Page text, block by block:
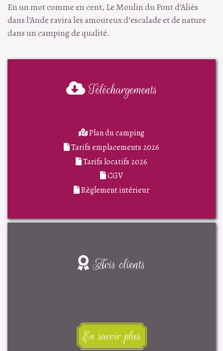
En un mot comme en cent, Le Moulin du Pont d’Aliès
dans l’Aude ravira les amoureux d’escalade et de nature
dans un camping de qualité.
Téléchargements
Plan du camping
Tarifs emplacements 2026
Tarifs locatifs 2026
CGV
Règlement intérieur
Avis clients
En savoir plus